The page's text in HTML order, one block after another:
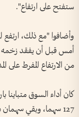
ستفتح على ارتفاع".
وأضافوا "مع ذلك،
أمس قبل ‌أن يفقد زخمه
من الارتفاع المفرط على
127 سهما، وبقي سهمان دون تغيير.